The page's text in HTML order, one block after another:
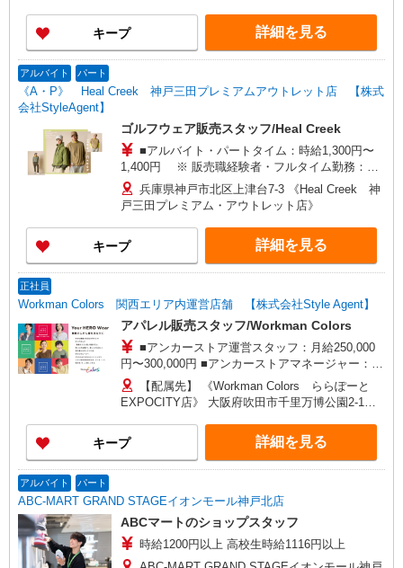
キープ 詳細を見る
アルバイト パート
《A・P》 Heal Creek 神戸三田プレミアムアウトレット店 【株式
会社StyleAgent】
ゴルフウェア販売スタッフ/Heal Creek
■アルバイト・パートタイム：時給1,300円〜
1,400円 ※ 販売職経験者・フルタイム勤務：時
給1,400円〜1,600円 □能力、経験を考慮します
頑張りに応じて昇給の可能性あり □別途交通費全
額支給 □社員登用制度あり(月給230,000円以上可
能)
兵庫県神戸市北区上津台7-3 《Heal Creek 神
戸三田プレミアム・アウトレット店》
キープ 詳細を見る
正社員
Workman Colors 関西エリア内運営店舗 【株式会社Style Agent】
アパレル販売スタッフ/Workman Colors
■アンカーストア運営スタッフ：月給250,000
円〜300,000円 ■アンカーストアマネージャー：月
給300,000円〜450,000円 □能力、経験を考慮しま
す 頑張りに応じて給与UPの可能性あり □別途交
通費全額支給 □役職任用時、各種手当あり
【配属先】 《Workman Colors ららぽーと
EXPOCITY店》 大阪府吹田市千里万博公園2-1
阪府四條畷市砂四丁目3番2号 《Workman
Colors フォレオ大津一里山店》 滋賀県大津市一
里山7丁目1番1号 《Workman Colors イオンモー
他、新店オープンの際には、立ち上げのお手伝い
として数週間の出張が発生する可能性あり。
キープ 詳細を見る
アルバイト パート
ABC-MART GRAND STAGEイオンモール神戸北店
ABCマートのショップスタッフ
時給1200円以上 高校生時給1116円以上